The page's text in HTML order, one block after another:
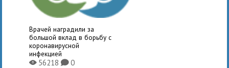
Врачей наградили за
большой вклад в борьбу с
коронавирусной
инфекцией
X56218K0